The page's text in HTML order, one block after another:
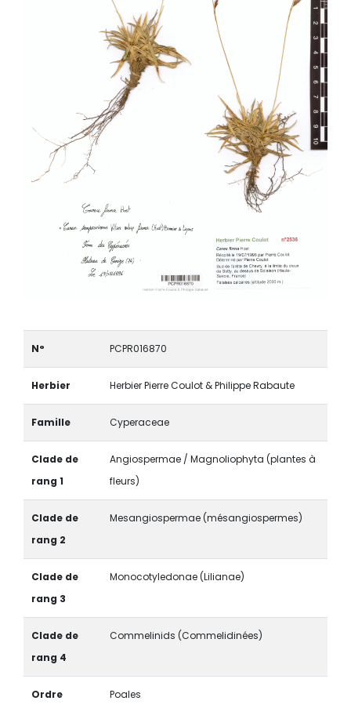
N° PCPR016870
Herbier Herbier Pierre Coulot & Philippe Rabaute
Famille Cyperaceae
Clade de
rang 1
Angiospermae / Magnoliophyta (plantes à
fleurs)
Clade de
rang 2
Mesangiospermae (mésangiospermes)
Clade de
rang 3
Monocotyledonae (Lilianae)
Clade de
rang 4
Commelinids (Commelidinées)
Ordre Poales